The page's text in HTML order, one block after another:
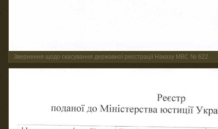
Звернення щодо скасування державної реєстрації Наказу МВС № 622.